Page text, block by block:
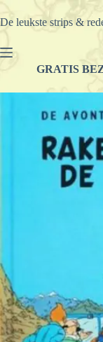
Ga
naar
De leukste strips &
GRATIS